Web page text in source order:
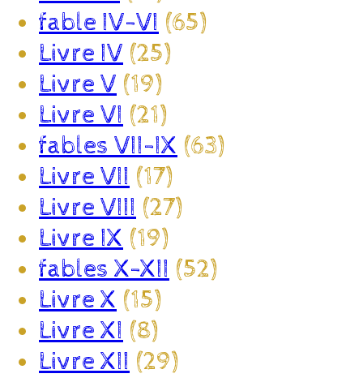
fable IV-VI (65)
Livre IV (25)
Livre V (19)
Livre VI (21)
fables VII-IX (63)
Livre VII (17)
Livre VIII (27)
Livre IX (19)
fables X-XII (52)
Livre X (15)
Livre XI (8)
Livre XII (29)